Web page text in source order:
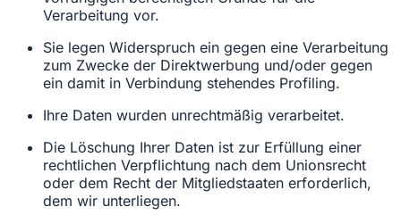
Verarbeitung vor.
Sie legen Widerspruch ein gegen eine Verarbeitung
zum Zwecke der Direktwerbung und/oder gegen
ein damit in Verbindung stehendes Profiling.
Ihre Daten wurden unrechtmäßig verarbeitet.
Die Löschung Ihrer Daten ist zur Erfüllung einer
rechtlichen Verpflichtung nach dem Unionsrecht
oder dem Recht der Mitgliedstaaten erforderlich,
dem wir unterliegen.